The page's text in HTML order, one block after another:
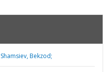
Shamsiev, Bekzod;